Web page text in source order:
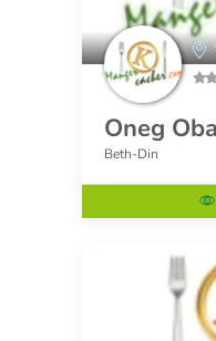
Oneg
Beth-Din